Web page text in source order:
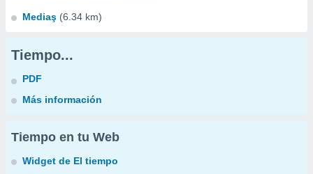
Mediaş (6.34 km)
Tiempo...
PDF
Más información
Tiempo en tu Web
Widget de El tiempo